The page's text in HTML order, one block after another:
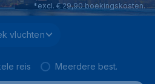
*excl. € 29,90 boekingskosten.
vluchten
reis Meerdere best.